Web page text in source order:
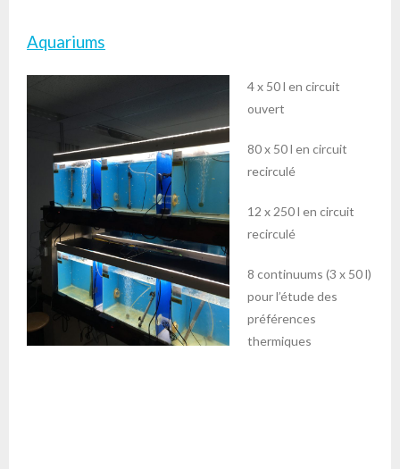
Aquariums
4 x 50 l en circuit
ouvert
80 x 50 l en circuit
recirculé
12 x 250 l en circuit
recirculé
8 continuums (3 x 50 l)
pour l’étude des
préférences
thermiques